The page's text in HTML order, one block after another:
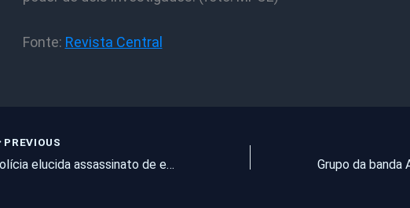
Fonte: Revista Central
PREVIOUS
Polícia elucida assassinato de empresário canadense e prende os três suspeitos